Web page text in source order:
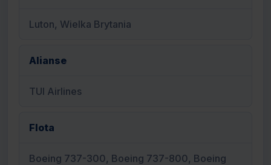
Luton, Wielka Brytania
Alianse
TUI Airlines
Flota
Boeing 737-300, Boeing 737-800, Boeing